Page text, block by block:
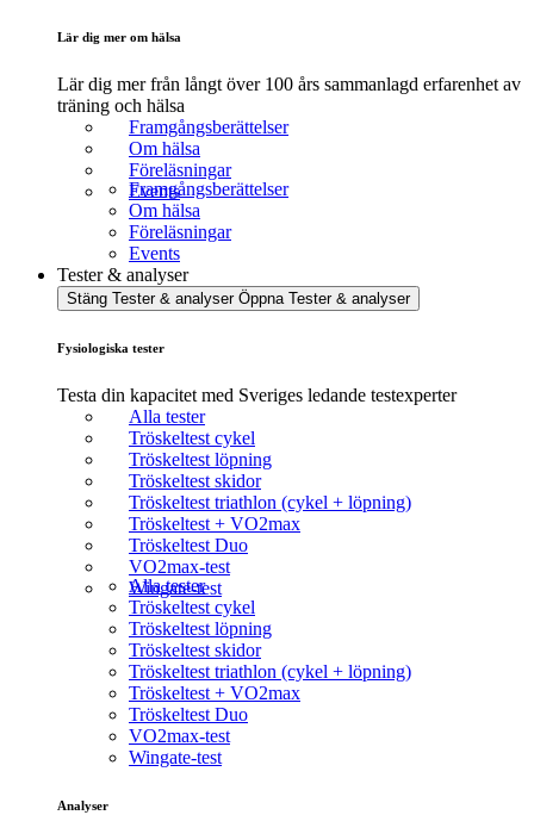
Lär dig mer om hälsa
Lär dig mer från långt över 100 års sammanlagd erfarenhet av
träning och hälsa
Framgångsberättelser
Om hälsa
Föreläsningar
Events
Framgångsberättelser
Om hälsa
Föreläsningar
Events
Tester & analyser
Stäng Tester & analyser Öppna Tester & analyser
Fysiologiska tester
Testa din kapacitet med Sveriges ledande testexperter
Alla tester
Tröskeltest cykel
Tröskeltest löpning
Tröskeltest skidor
Tröskeltest triathlon (cykel + löpning)
Tröskeltest + VO2max
Tröskeltest Duo
VO2max-test
Wingate-test
Alla tester
Tröskeltest cykel
Tröskeltest löpning
Tröskeltest skidor
Tröskeltest triathlon (cykel + löpning)
Tröskeltest + VO2max
Tröskeltest Duo
VO2max-test
Wingate-test
Analyser